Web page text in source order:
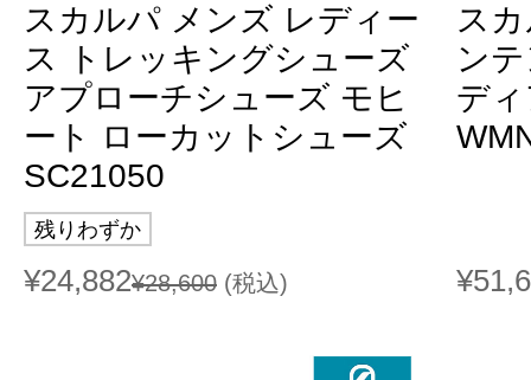
スカルパ メンズ レディー
ス トレッキングシューズ
アプローチシューズ モヒ
ート ローカットシューズ
SC21050
残りわずか
¥24,882¥28,600 (税込)
ス
ン
デ